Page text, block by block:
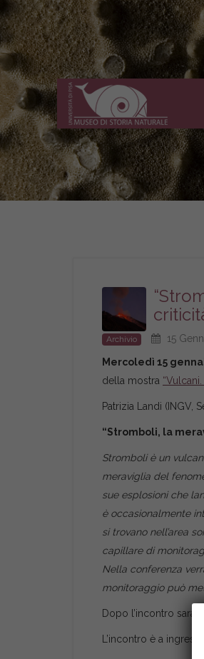
Museo
di
Storia
Naturale
di
Archivio 15
Mercoledì 15
della mostra
Patrizia Landi (INGV,
“Stromboli, la
Stromboli è un
meraviglia del
sue esplosioni che
è occasionalmente
si trovano nell’area
capillare di
Nella conferenza
monitoraggio può
Dopo l’incontro sarà
L’incontro è a